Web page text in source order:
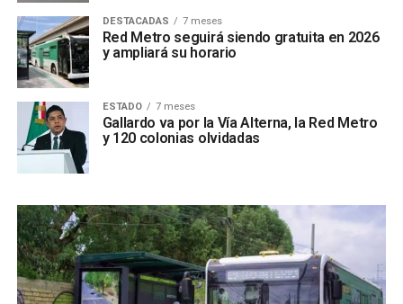
DESTACADAS 7 meses
Red Metro seguirá siendo gratuita en 2026
y ampliará su horario
ESTADO 7 meses
Gallardo va por la Vía Alterna, la Red Metro
y 120 colonias olvidadas